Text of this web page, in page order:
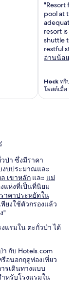
"Resort
pool at
resort is
shuttle to
restful
อ่านน้อยล
Hock ทริป
โพสต์เมื่อ
ป่า ซึ่งมีราคา
งบประมาณและ
เขาหลัก และ แม่
แห่งที่เป็นที่นิยม
าคาประหยัดใน
ยงใช้ตัวกรองแล้ว
"
แรมใน ตะกั่วป่า ได้
กับ Hotels.com
อนอกฤดูท่องเที่ยว
รเดินทางแบบ
หรับโรงแรมใน